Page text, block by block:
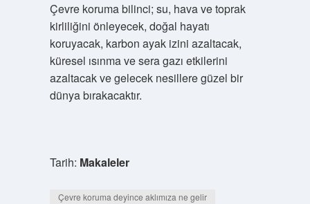
Çevre koruma bilinci; su, hava ve toprak
kirliliğini önleyecek, doğal hayatı
koruyacak, karbon ayak izini azaltacak,
küresel ısınma ve sera gazı etkilerini
azaltacak ve gelecek nesillere güzel bir
dünya bırakacaktır.
Tarih: Makaleler
Çevre koruma deyince aklımıza ne gelir